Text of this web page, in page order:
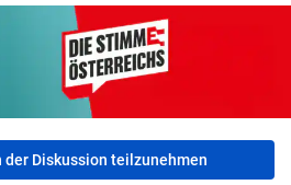
der Diskussion teilzunehmen